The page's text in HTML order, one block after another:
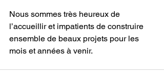
Nous sommes très heureux de
l’accueillir et impatients de construire
ensemble de beaux projets pour les
mois et années à venir.